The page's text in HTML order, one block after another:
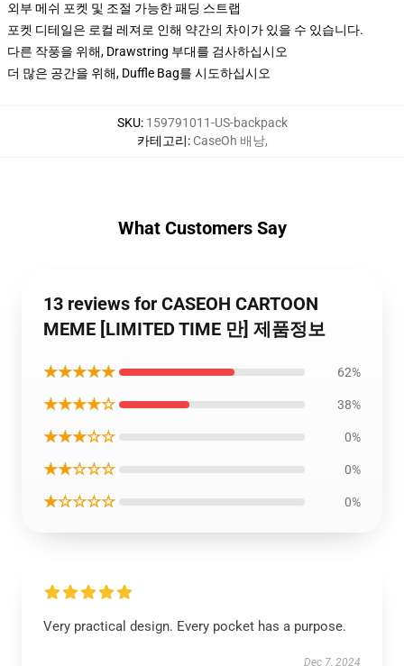
외부 메쉬 포켓 및 조절 가능한 패딩 스트랩
포켓 디테일은 로컬 레져로 인해 약간의 차이가 있을 수 있습니다.
다른 작풍을 위해, Drawstring 부대를 검사하십시오
더 많은 공간을 위해, Duffle Bag를 시도하십시오
SKU: 159791011-US-backpack
카테고리: CaseOh 배낭,
What Customers Say
13 reviews for CASEOH CARTOON
MEME [LIMITED TIME 만] 제품정보
★★★★★ 62%
★★★★☆ 38%
★★★☆☆ 0%
★★☆☆☆ 0%
★☆☆☆☆ 0%
Very practical design. Every pocket has a purpose.
Dec 7, 2024